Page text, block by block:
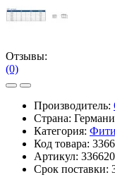
Отзывы:
(0)
Производитель:
Страна:
Категория:
Код товара:
Артикул: 336620
Срок поставки: